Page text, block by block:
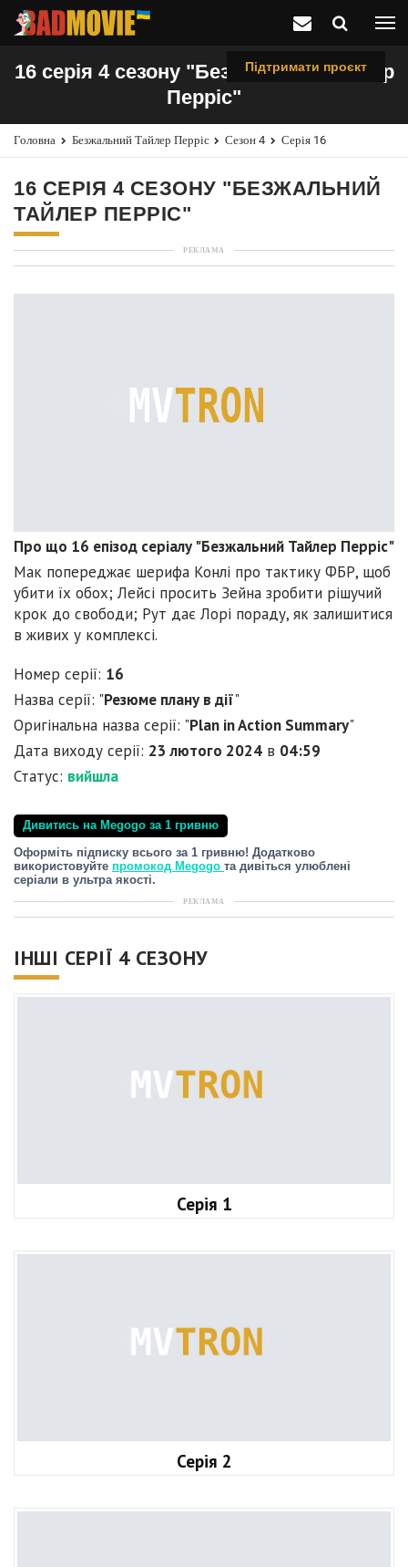
Підтримати проєкт
16 серія 4 сезону "Безжальний Тайлер
Перріс"
Головна Безжальний Тайлер Перріс Сезон 4 Серія 16
16 СЕРІЯ 4 СЕЗОНУ "БЕЗЖАЛЬНИЙ
ТАЙЛЕР ПЕРРІС"
РЕКЛАМА
Про що 16 епізод серіалу "Безжальний Тайлер Перріс"
Мак попереджає шерифа Конлі про тактику ФБР, щоб
убити їх обох; Лейсі просить Зейна зробити рішучий
крок до свободи; Рут дає Лорі пораду, як залишитися
в живих у комплексі.
Номер серії: 16
Назва серії: "Резюме плану в дії"
Оригінальна назва серії: "Plan in Action Summary"
Дата виходу серії: 23 лютого 2024 в 04:59
Статус: вийшла
Дивитись на Megogo за 1 гривню
Оформіть підписку всього за 1 гривню! Додатково
використовуйте промокод Megogo та дивіться улюблені
серіали в ультра якості.
РЕКЛАМА
ІНШІ СЕРІЇ 4 СЕЗОНУ
Серія 1
Серія 2